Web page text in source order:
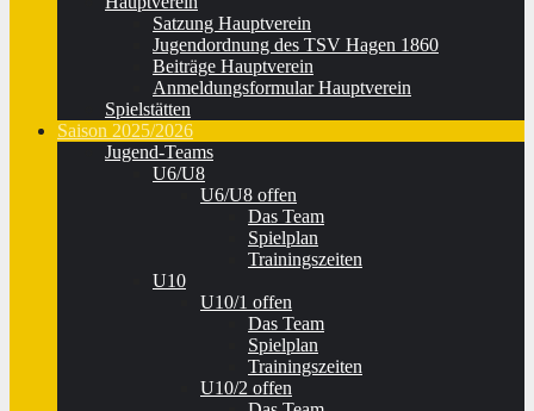
Satzung Hauptverein
Jugendordnung des TSV Hagen 1860
Beiträge Hauptverein
Anmeldungsformular Hauptverein
Spielstätten
Saison 2025/2026
Jugend-Teams
U6/U8
U6/U8 offen
Das Team
Spielplan
Trainingszeiten
U10
U10/1 offen
Das Team
Spielplan
Trainingszeiten
U10/2 offen